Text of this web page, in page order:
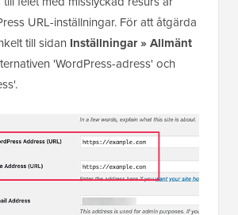
URL-inställningar. För att åtgärda
till sidan Inställningar » Allmänt
'WordPress-adress' och